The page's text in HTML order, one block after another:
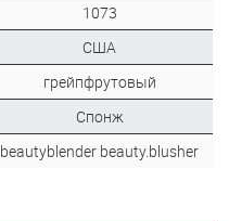
1073
США
грейпфрутовый
Спонж
beautyblender beauty.blusher